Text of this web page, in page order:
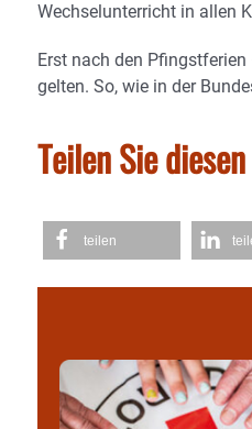
Wechselunterricht in allen
Erst nach den
gelten. So, wie in der
Teilen Sie
teilen